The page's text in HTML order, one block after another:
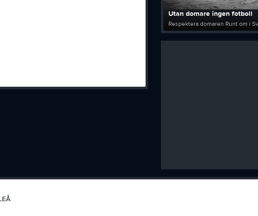
Utan domare ingen fotboll
Respektera domaren Runt om i